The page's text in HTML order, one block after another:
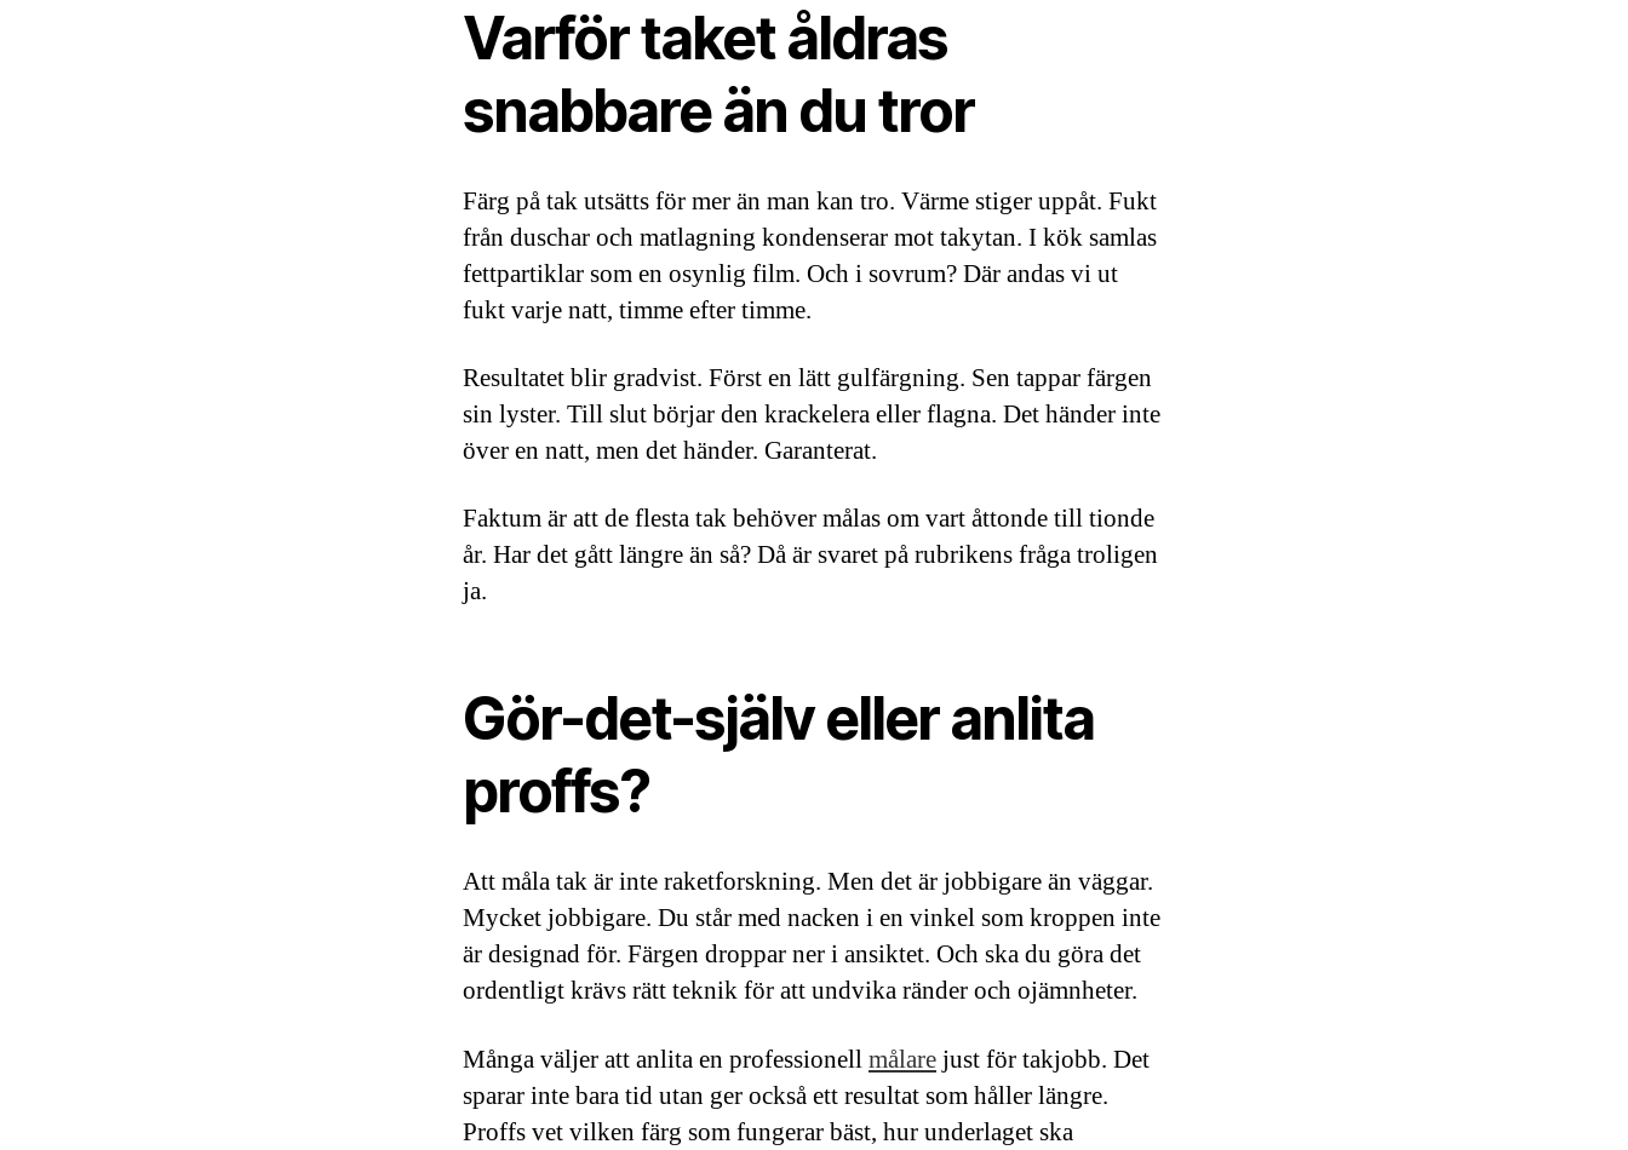
Varför taket åldras
snabbare än du tror
Färg på tak utsätts för mer än man kan tro. Värme stiger uppåt. Fukt
från duschar och matlagning kondenserar mot takytan. I kök samlas
fettpartiklar som en osynlig film. Och i sovrum? Där andas vi ut
fukt varje natt, timme efter timme.
Resultatet blir gradvist. Först en lätt gulfärgning. Sen tappar färgen
sin lyster. Till slut börjar den krackelera eller flagna. Det händer inte
över en natt, men det händer. Garanterat.
Faktum är att de flesta tak behöver målas om vart åttonde till tionde
år. Har det gått längre än så? Då är svaret på rubrikens fråga troligen
ja.
Gör-det-själv eller anlita
proffs?
Att måla tak är inte raketforskning. Men det är jobbigare än väggar.
Mycket jobbigare. Du står med nacken i en vinkel som kroppen inte
är designad för. Färgen droppar ner i ansiktet. Och ska du göra det
ordentligt krävs rätt teknik för att undvika ränder och ojämnheter.
Många väljer att anlita en professionellmålarejust för takjobb. Det
sparar inte bara tid utan ger också ett resultat som håller längre.
Proffs vet vilken färg som fungerar bäst, hur underlaget ska